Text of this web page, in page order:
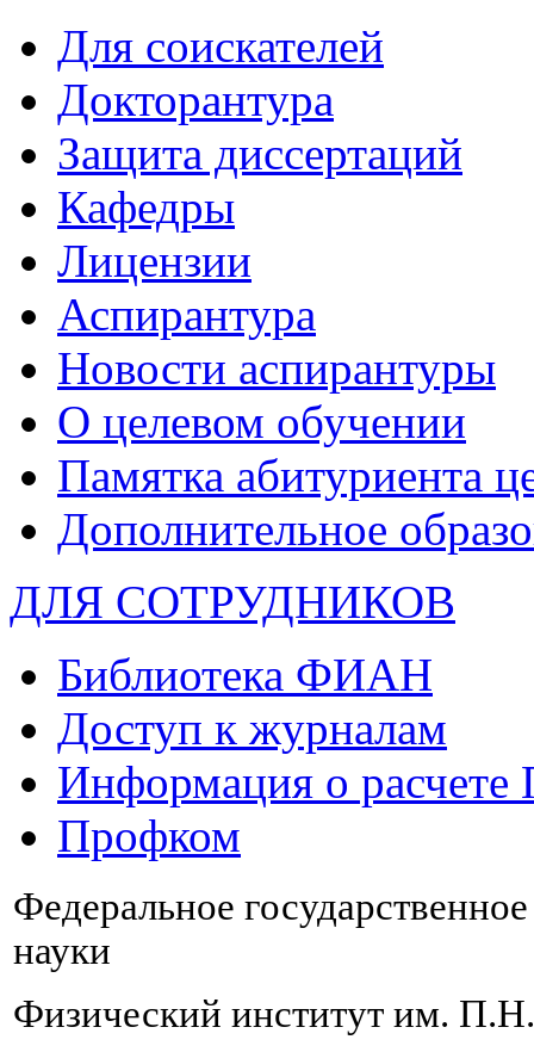
Для соискателей
Докторантура
Защита диссертаций
Кафедры
Лицензии
Аспирантура
Новости аспирантуры
О целевом обучении
Памятка абитуриента
Дополнительное
ДЛЯ СОТРУДНИКОВ
Библиотека ФИАН
Доступ к журналам
Информация о
Профком
Федеральное
науки
Физический институт им.